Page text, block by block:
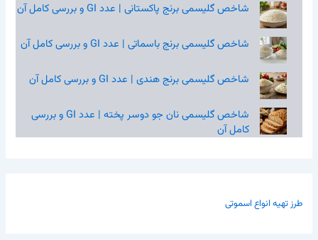
شاخص گلیسمی برنج پاکستانی | عدد GI و بررسی کامل آن
شاخص گلیسمی برنج باسماتی | عدد GI و بررسی کامل آن
شاخص گلیسمی برنج هندی | عدد GI و بررسی کامل آن
شاخص گلیسمی نان جو دوسر پخته | عدد GI و بررسی
کامل آن
طرز تهیه انواع اسموتی